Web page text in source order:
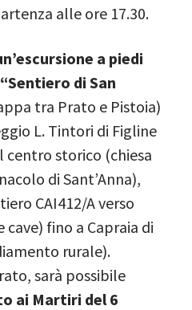
alle ore 17.30.
a piedi
di San
tra Prato e Pistoia)
L. Tintori di Figline
storico (chiesa
di Sant’Anna),
CAI412/A verso
fino a Capraia di
rurale).
sarà possibile
ai Martiri del 6